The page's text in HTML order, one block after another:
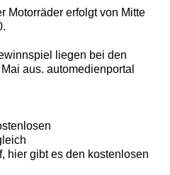
Motorräder erfolgt von Mitte
liegen bei den
aus. automedienportal
hier gibt es den kostenlosen